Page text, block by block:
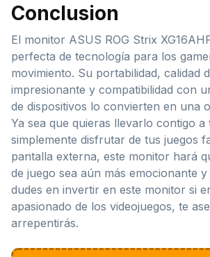
Conclusion
El monitor ASUS ROG Strix
perfecta de tecnología para los
movimiento. Su portabilidad, calidad
impresionante y compatibilidad con
de dispositivos lo convierten en una
Ya sea que quieras llevarlo contigo a
simplemente disfrutar de tus juegos
pantalla externa, este monitor hará
de juego sea aún más emocionante
dudes en invertir en este monitor si
apasionado de los videojuegos, te
arrepentirás.